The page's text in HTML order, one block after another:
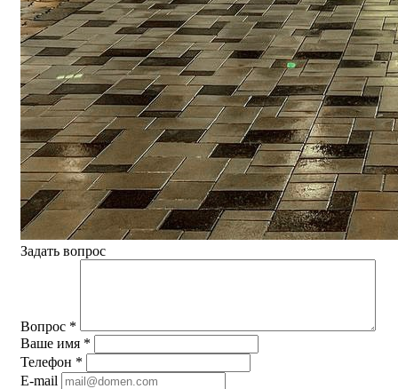
Задать вопрос
Вопрос *
Ваше имя *
Телефон *
E-mail